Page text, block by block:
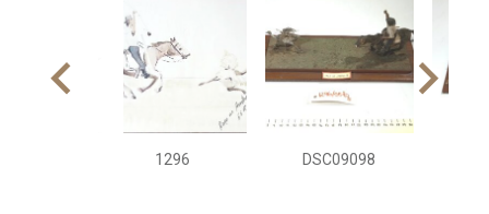
1296 DSC09098